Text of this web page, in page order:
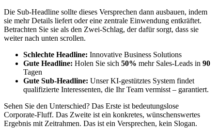
Die Sub-Headline sollte dieses Versprechen dann ausbauen, indem
sie mehr Details liefert oder eine zentrale Einwendung entkräftet.
Betrachten Sie sie als den Zwei-Schlag, der dafür sorgt, dass sie
weiter nach unten scrollen.
Schlechte Headline: Innovative Business Solutions
Gute Headline: Holen Sie sich 50% mehr Sales-Leads in 90
Tagen
Gute Sub-Headline: Unser KI-gestütztes System findet
qualifizierte Interessenten, die Ihr Team vermisst – garantiert.
Sehen Sie den Unterschied? Das Erste ist bedeutungslose
Corporate-Fluff. Das Zweite ist ein konkretes, wünschenswertes
Ergebnis mit Zeitrahmen. Das ist ein Versprechen, kein Slogan.